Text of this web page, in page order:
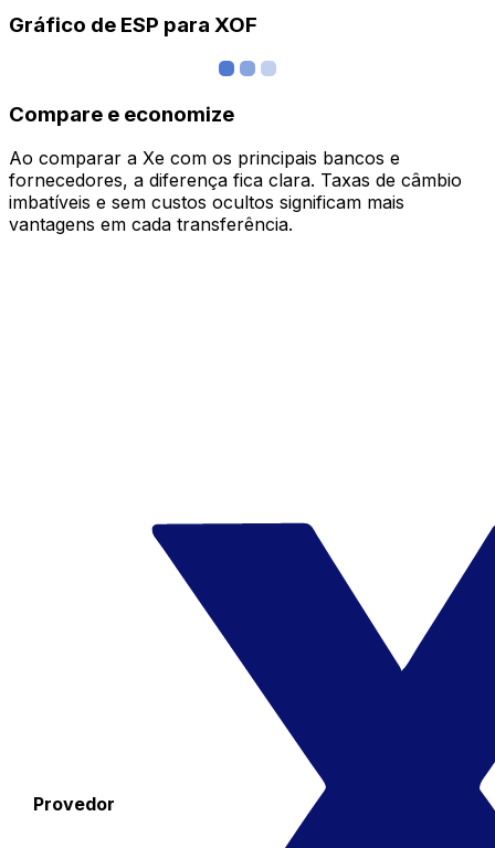
Gráfico de ESP para XOF
Compare e economize
Ao comparar a Xe com os principais bancos e
fornecedores, a diferença fica clara. Taxas de câmbio
imbatíveis e sem custos ocultos significam mais
vantagens em cada transferência.
Provedor